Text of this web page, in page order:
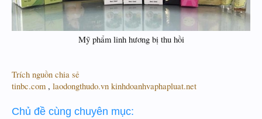
Mỹ phẩm linh hương bị thu hồi​
Trích nguồn chia sẻ
tinbc.com , laodongthudo.vn kinhdoanhvaphapluat.net
Chủ đề cùng chuyên mục: